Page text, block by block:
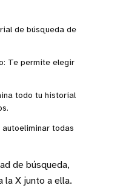
de búsqueda de
Te permite elegir
todo tu historial
todas
de búsqueda,
la X junto a ella.